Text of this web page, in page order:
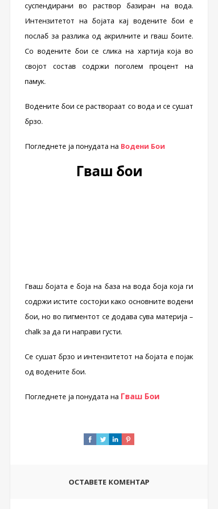
суспендирани во раствор базиран на вода.
Интензитетот на бојата кај водените бои е
послаб за разлика од акрилните и гваш боите.
Со водените бои се слика на хартија која во
својот состав содржи поголем процент на
памук.
Водените бои се раствораат со вода и се сушат
брзо.
Погледнете ја понудата на Водени Бои
Гваш бои
Гваш бојата е боја на база на вода боја која ги
содржи истите состојки како основните водени
бои, но во пигментот се додава сува материја –
chalk за да ги направи густи.
Се сушат брзо и интензитетот на бојата е појак
од водените бои.
Погледнете ја понудата на Гваш Бои
ОСТАВЕТЕ КОМЕНТАР